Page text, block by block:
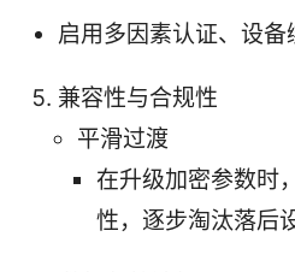
启用多因素认证、设备
兼容性与合规性
平滑过渡
在升级加密参数时
性，逐步淘汰落后